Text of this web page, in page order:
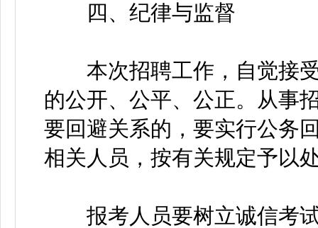
四、纪律与监督
本次招聘工作，自觉接受
的公开、公平、公正。从事
要回避关系的，要实行公务
相关人员，按有关规定予以
报考人员要树立诚信考试